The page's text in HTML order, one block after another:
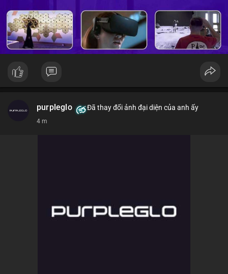
purpleglo Đã thay đổi ảnh đại diện của anh ấy
5 m